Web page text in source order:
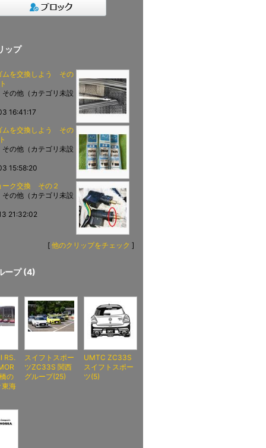
ップ
ムを交換しよう その
その他（カテゴリ未設
16:41:17
ムを交換しよう その
その他（カテゴリ未設
15:58:20
ーク交換 その２
その他（カテゴリ未設
21:32:02
[ 他のクリップをチェック ]
ープ (4)
RS.
の
海
スイフトスポー
ツZC33S 関西
グループ(25)
UMTC ZC33S
スイフトスポー
ツ(5)